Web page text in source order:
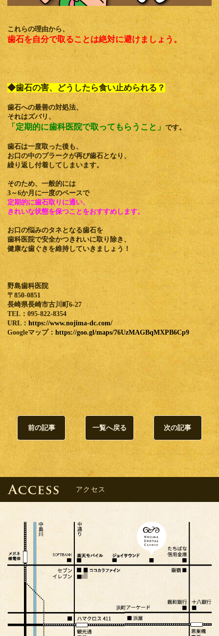
これらの理由から、
歯石を自分で取ることは絶対に避けましょう。
◆歯石の害、どうしたら食い止められる？
歯石への最善の対処法、
それはズバリ、
「定期的に歯科医院で取ってもらうこと」 です。
歯石は一度取った後も、
お口の中のプラークが再び歯石となり、
繰り返し付着してしまいます。
そのため、一般的には
3～6か月に一度のペースで
定期的に歯石取りに通い、
きれいな状態を保つことをおすすめします。
お口の悩みのタネとなる歯石を
歯科医院で安全かつきれいに取り除き、
健康な歯ぐきを維持していきましょう！
野島歯科医院
〒850-0851
長崎県長崎市古川町6-27
TEL：095-822-8354
URL： https://www.nojima-dc.com/
Googleマップ： https://goo.gl/maps/76UzMAGBqMXPB6Cp9
前の記事 一覧へ戻る 次の記事
アクセス